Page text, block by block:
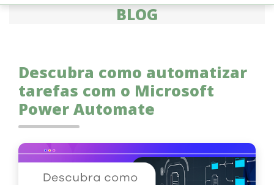
BLOG
Descubra como automatizar
tarefas com o Microsoft
Power Automate